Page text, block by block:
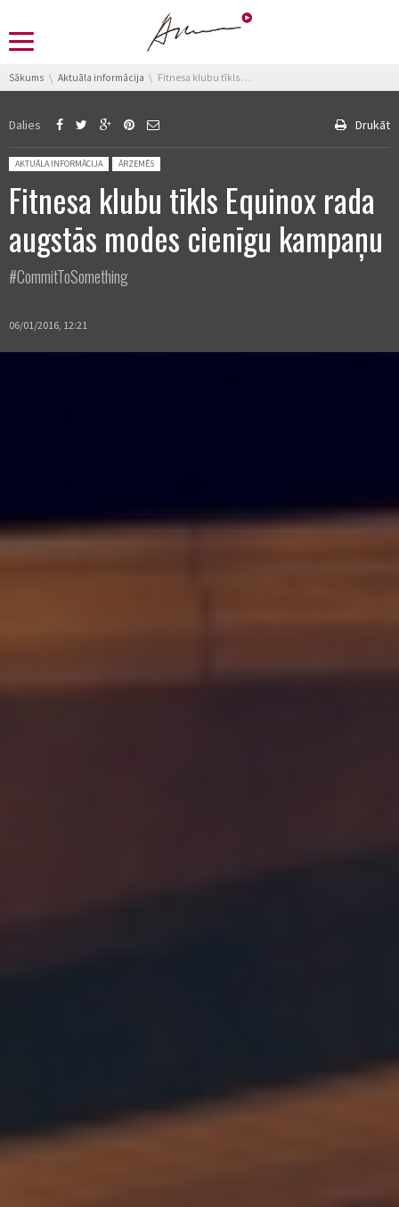
You are here:
Sākums Aktuāla informācija Fitnesa klubu tīkls Equinox rada augstās modes cienīgu kampaņu
Dalies Drukāt
Posted in:
AKTUĀLA INFORMĀCIJA ĀRZEMĒS
Fitnesa klubu tīkls Equinox rada
augstās modes cienīgu kampaņu
#CommitToSomething
06/01/2016, 12:21